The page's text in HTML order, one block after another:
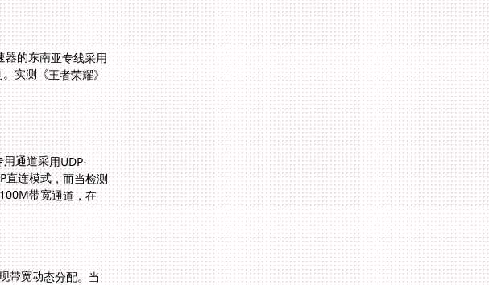
的东南亚专线采用
的限制。实测《王者荣耀》
通道采用UDP-
模式，而当检测
带宽通道，在
带宽动态分配。当
观看B站直播。这